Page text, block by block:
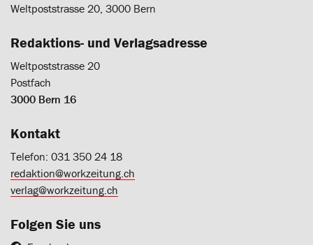
Weltpoststrasse 20, 3000 Bern
Redaktions- und Verlagsadresse
Weltpoststrasse 20
Postfach
3000 Bern 16
Kontakt
Telefon: 031 350 24 18
redaktion@workzeitung.ch
verlag@workzeitung.ch
Folgen Sie uns